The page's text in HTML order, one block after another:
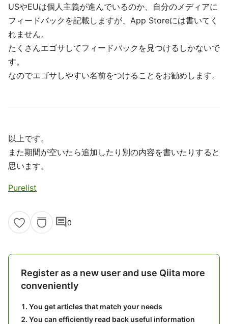
USやEUは個人主義が進んでいるのか、自分のメディアに
フィードバックを記載しますが、App Storeには書いてく
れません。
たくさんエゴサしてフィードバックを見つけるしかないで
す。
なのでエゴサしやすい名前をつけることをお勧めします。
以上です。
また期間が空いたら追加したり別の内容を書いたりすると
思います。
Purelist
comment0
Register as a new user and use Qiita more
conveniently
You get articles that match your needs
You can efficiently read back useful information